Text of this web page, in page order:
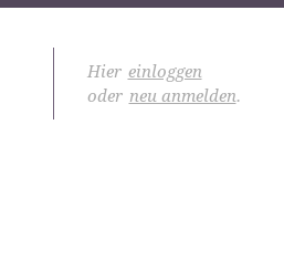
Hier einloggen
oder neu anmelden.